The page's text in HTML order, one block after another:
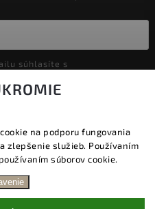
na podporu fungovania
zlepšenie služieb. Používaním
súborov cookie.
| DODANIE V
| BEZPLATNÁ
NA PRVÝ NÁKUP
. Všetky práva vyhradené.
cookies
Shoptak.cz.